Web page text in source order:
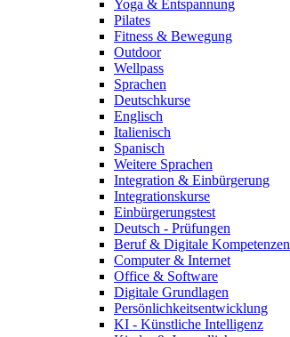
Yoga & Entspannung
Pilates
Fitness & Bewegung
Outdoor
Wellpass
Sprachen
Deutschkurse
Englisch
Italienisch
Spanisch
Weitere Sprachen
Integration & Einbürgerung
Integrationskurse
Einbürgerungstest
Deutsch - Prüfungen
Beruf & Digitale Kompetenzen
Computer & Internet
Office & Software
Digitale Grundlagen
Persönlichkeitsentwicklung
KI - Künstliche Intelligenz